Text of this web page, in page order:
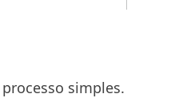
simples.